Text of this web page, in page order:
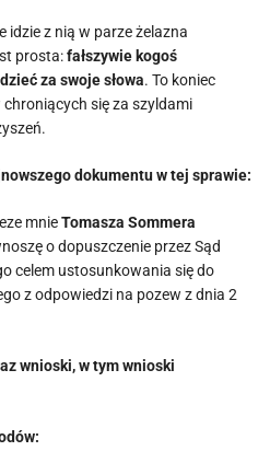
idzie z nią w parze żelazna
prosta:fałszywie kogoś
za swoje słowa. To koniec
się za szyldami
dokumentu w tej sprawie:
mnieTomasza Sommera
o dopuszczenie przez Sąd
celem ustosunkowania się do
z odpowiedzi na pozew z dnia 2
wnioski, w tym wnioski